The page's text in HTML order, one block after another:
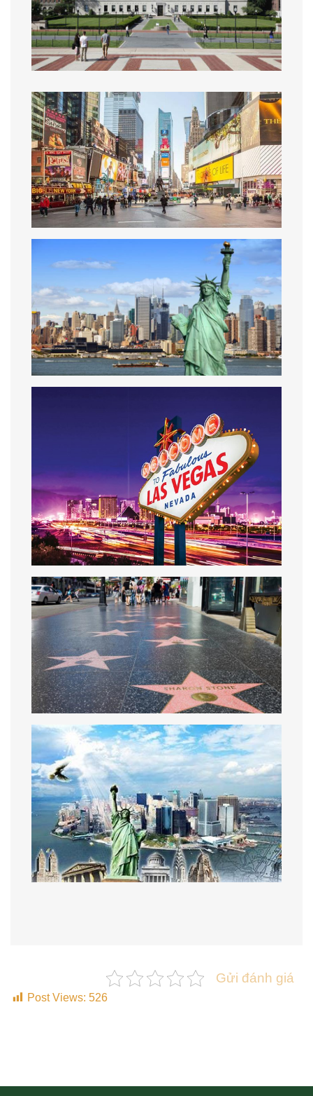
Gửi đánh giá
Post Views: 526